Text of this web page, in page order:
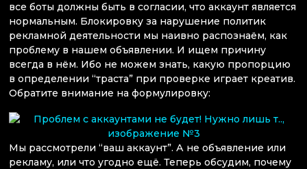
все боты должны быть в согласии, что аккаунт является
нормальным. Блокировку за нарушение политик
рекламной деятельности мы наивно распознаём, как
проблему в нашем объявлении. И ищем причину
всегда в нём. Ибо не можем знать, какую пропорцию
в определении “траста” при проверке играет креатив.
Обратите внимание на формулировку:
Мы рассмотрели “ваш аккаунт”. А не объявление или
рекламу, или что угодно ещё. Теперь обсудим, почему